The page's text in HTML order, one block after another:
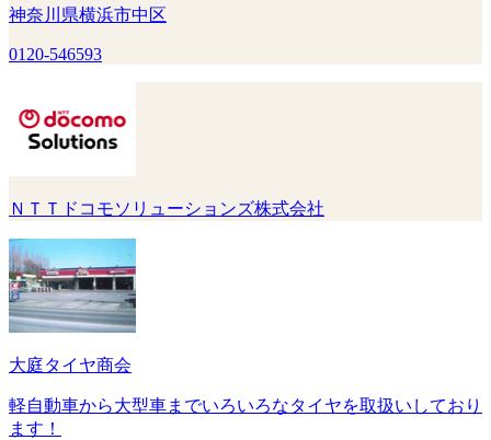
神奈川県横浜市中区
0120-546593
ＮＴＴドコモソリューションズ株式会社
大庭タイヤ商会
軽自動車から大型車までいろいろなタイヤを取扱いしており
ます！